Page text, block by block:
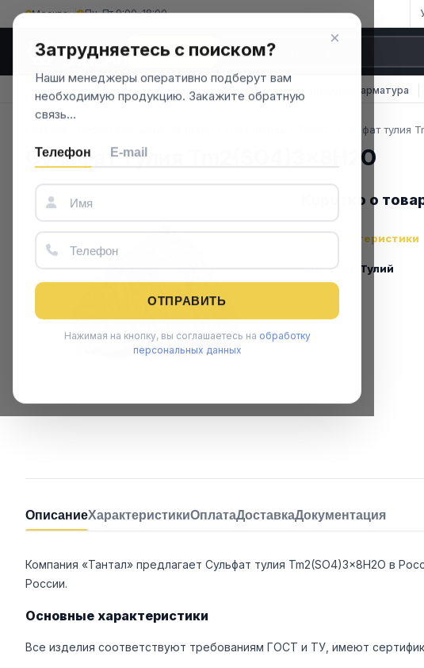
Москва Пн–Пт 9:00–18:00
КАТАЛОГ
Нержавеющий прокат Метизы и крепеж Трубопроводная арматура
Сульфат тулия
Сульфат тулия Tm2(SO4)3x8H2O
Коротко о
Все характеристики
Категория: Тулий
ОписаниеХарактеристикиОплатаДоставкаДокументация
Компания «Тантал» предлагает Сульфат тулия Tm2(SO4)3x8H2O в
России.
Основные характеристики
Все изделия соответствуют требованиям ГОСТ и ТУ, имеют
×
Затрудняетесь с поиском?
Наши менеджеры оперативно подберут вам
необходимую продукцию. Закажите обратную
связь…
Телефон E-mail
ОТПРАВИТЬ
Нажимая на кнопку, вы соглашаетесь на обработку
персональных данных